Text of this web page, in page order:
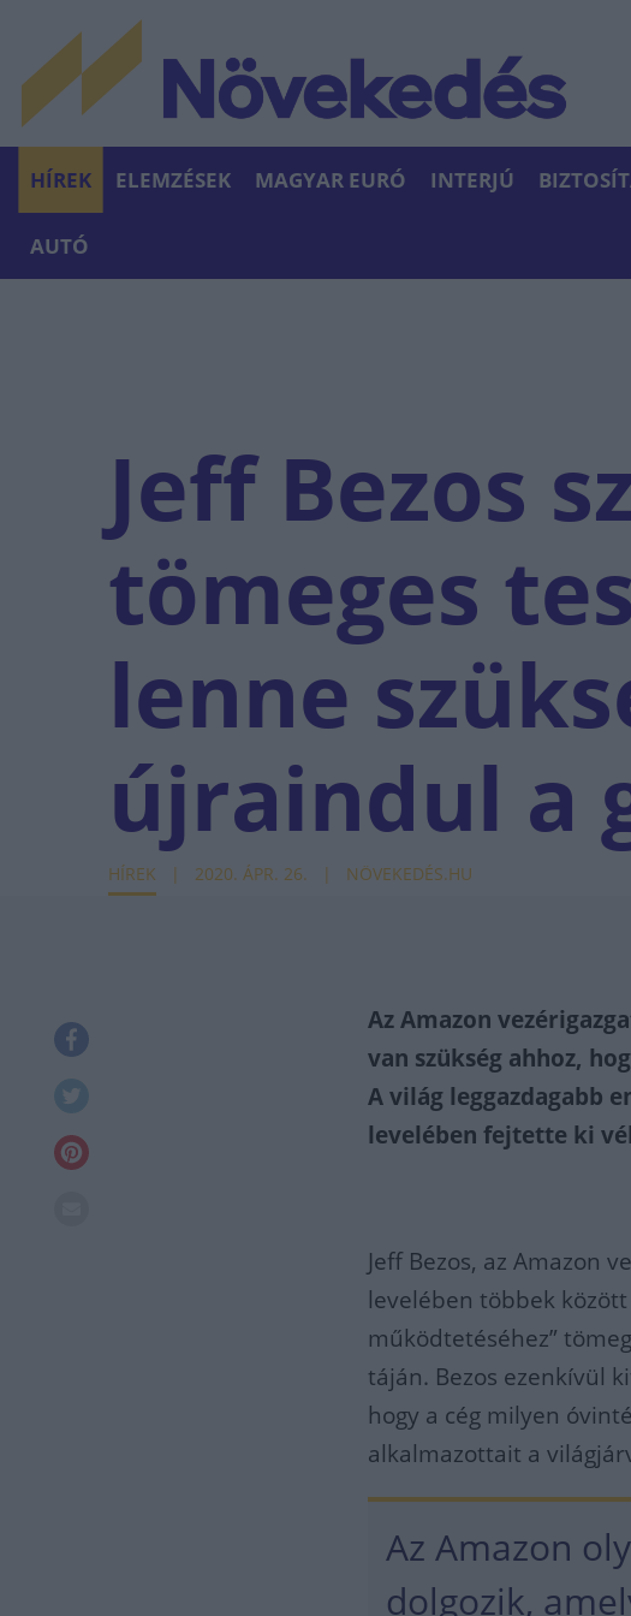
HÍREK ELEMZÉSEK MAGYAR EURÓ INTERJÚ
AUTÓ
Jeff Bezos
tömeges
lenne
újraindul a
HÍREK 2020. ÁPR. 26. NÖVEKEDÉS.HU
Az Amazon
van szükség ahhoz,
A világ leggazdagabb
levelében fejtette ki
Jeff Bezos, az Amazon
levelében többek
működtetéséhez”
táján. Bezos ezenkívül
hogy a cég milyen
alkalmazottait a
Az Amazon
dolgozik,